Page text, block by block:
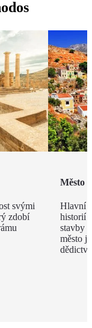
svými
zdobí
Město
Hlavní
historií
stavby
město